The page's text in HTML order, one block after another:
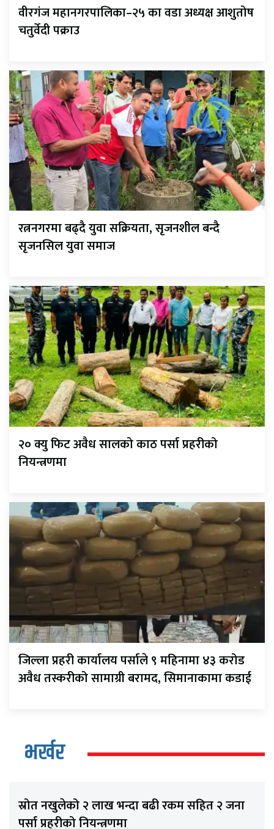
वीरगंज महानगरपालिका–२५ का वडा अध्यक्ष आशुतोष
चतुर्वेदी पक्राउ
रत्ननगरमा बढ्दै युवा सक्रियता, सृजनशील बन्दै
सृजनसिल युवा समाज
२० क्यु फिट अवैध सालको काठ पर्सा प्रहरीको
नियन्त्रणमा
जिल्ला प्रहरी कार्यालय पर्साले ९ महिनामा ४३ करोड
अवैध तस्करीको सामाग्री बरामद, सिमानाकामा कडाई
भर्खर
स्रोत नखुलेको २ लाख भन्दा बढी रकम सहित २ जना
पर्सा प्रहरीको नियन्त्रणमा